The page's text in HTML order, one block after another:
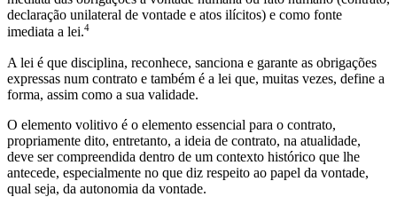
declaração unilateral de vontade e atos ilícitos) e como fonte
imediata a lei.4
A lei é que disciplina, reconhece, sanciona e garante as obrigações
expressas num contrato e também é a lei que, muitas vezes, define a
forma, assim como a sua validade.
O elemento volitivo é o elemento essencial para o contrato,
propriamente dito, entretanto, a ideia de contrato, na atualidade,
deve ser compreendida dentro de um contexto histórico que lhe
antecede, especialmente no que diz respeito ao papel da vontade,
qual seja, da autonomia da vontade.